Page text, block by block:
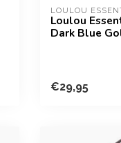
LOULOU
Loulou
Dark Blue
€29,95